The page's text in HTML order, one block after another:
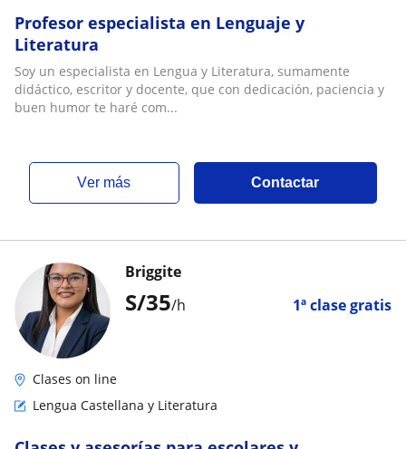
Profesor especialista en Lenguaje y
Literatura
Soy un especialista en Lengua y Literatura, sumamente
didáctico, escritor y docente, que con dedicación, paciencia y
buen humor te haré com...
ver más Contactar
S/35/h 1ª clase gratis
Briggite
Clases on line
Lengua Castellana y Literatura